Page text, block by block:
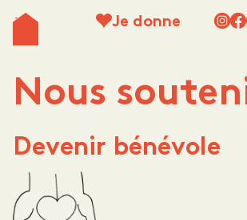
Je donne
Nous
Devenir bénévole